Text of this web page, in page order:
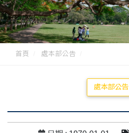
首頁 處本部公告
處本部公告